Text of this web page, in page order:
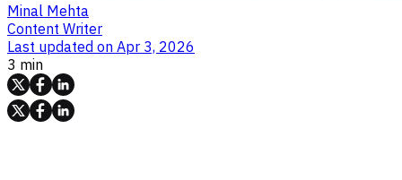
Minal Mehta
Content Writer
Last updated on Apr 3, 2026
3 min